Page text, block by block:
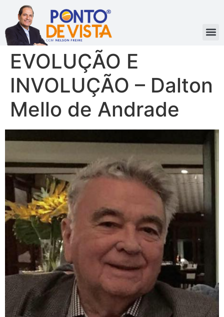
EVOLUÇÃO E
INVOLUÇÃO – Dalton
Mello de Andrade